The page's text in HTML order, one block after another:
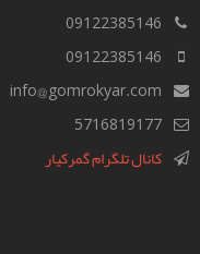
09122385146
09122385146
info@gomrokyar.com
5716819177
کانال تلگرام گمرکیار